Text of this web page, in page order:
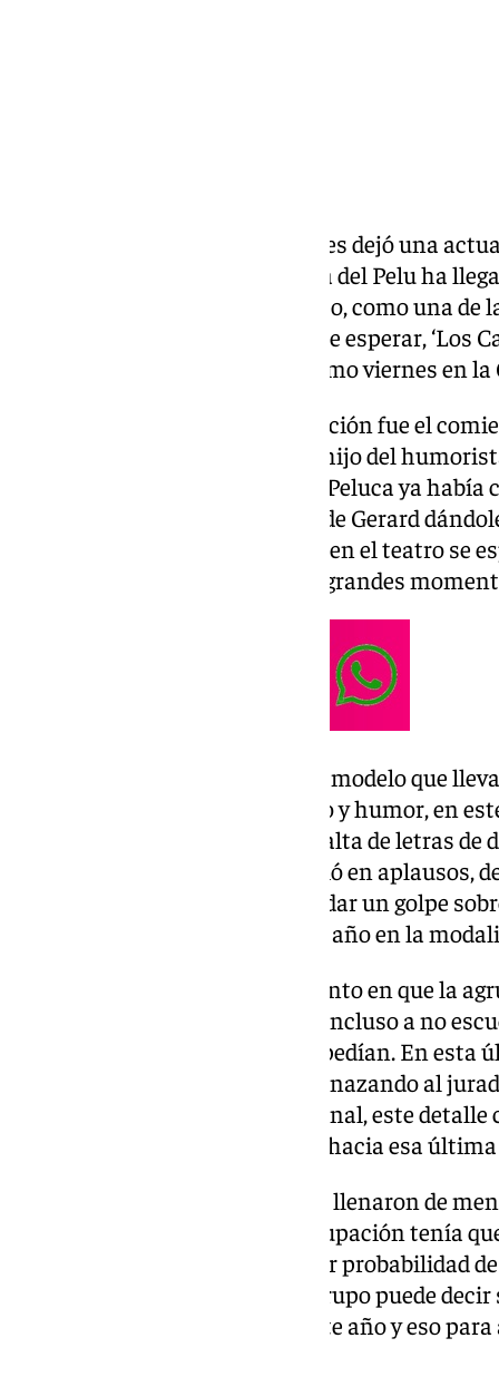
La segunda sesión de semifinales dejó una
de este COAC 2025. La Chirigota del Pelu ha
viene viendo durante el concurso, como una de
modalidad este año. Como era de esperar, ‘Los
credenciales para estar el próximo viernes en
La primera sorpresa de la actuación fue el
escuchó la voz de Gerard Jofra, hijo del
caracterizada la chirigota. Alex Peluca ya
que había recibido un mensaje de Gerard
padre de esta forma, pero nadie en el teatro se
grupo, por lo que fue uno de los grandes
Con los pasodobles siguieron el modelo que
crítica con el toque de sarcasmo y humor, en
iglesia como institución y a la falta de letras de
público con ambas letras rompió en aplausos,
agrupación viene con ganas de dar un golpe
primer premio tan peleado este año en la
La tanda de cuplés fue el momento en que la
Falla se viniese abajo, llegando incluso a no
cuplé ya que los aplausos lo impedían. En
famoso niño de Wisconsin amenazando al
pasar la agrupación a la Gran Final, este
daba un empujón más al grupo hacia esa
Las redes en la noche de ayer se llenaron de
aficionados pidiendo que la agrupación tenía
ayer se empieza a ver una mayor probabilidad
depende del jurado, aunque el grupo puede
aficionado si se lo ha llevado este año y eso